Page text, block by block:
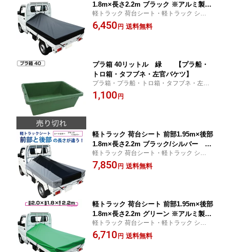
1.8m×長さ2.2m ブラック ※アルミ製荷
台フレーム別売【軽トラック シート・
トラックシート・軽トラック シートカ
軽トラック 荷台シート・軽トラック シー
ト・軽トラック シートカバー 用品
6,450 円 送料無料
プラ箱 40リットル 緑 【プラ船・
トロ箱・タフブネ・左官バケツ】
プラ箱・プラ船・トロ箱・タフブネ・左官
バケツ
1,100 円
軽トラック 荷台シート 前部1.95m×後部
1.8m×長さ2.2m ブラック/シルバー ツ
ートンカラー ※アルミ製荷台フレーム
別売【軽トラック シート・トラックシ
軽トラック 荷台シート・軽トラック シー
ト・軽トラック シートカバー 用品
7,850 円 送料無料
軽トラック 荷台シート 前部1.95m×後部
1.8m×長さ2.2m グリーン ※アルミ製荷
台フレーム別売【軽トラック シート・
トラックシート・軽トラック シートカ
軽トラック 荷台シート・軽トラック シー
ト・軽トラック シートカバー 用品
6,710 円 送料無料